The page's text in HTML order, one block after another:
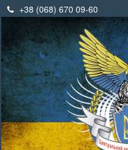
+38 (068) 670 09-60